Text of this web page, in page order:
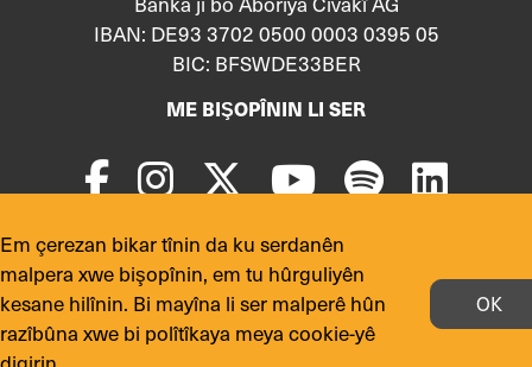
IBAN: DE93 3702 0500 0003 0395 05
BIC: BFSWDE33BER
ME BIŞOPÎNIN LI SER
© 2024 Hemû maf parastî ne:yekmal.de
Em çerezan bikar tînin da ku serdanên
malpera xwe bişopînin, em tu hûrguliyên
kesane hilînin. Bi mayîna li ser malperê hûn
razîbûna xwe bi polîtîkaya meya cookie-yê
OK